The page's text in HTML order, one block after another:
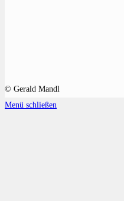
© Gerald Mandl
Menü schließen